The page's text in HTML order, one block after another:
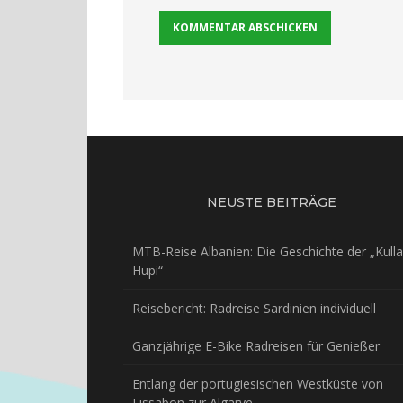
NEUSTE BEITRÄGE
MTB-Reise Albanien: Die Geschichte der „Kulla
Hupi“
Reisebericht: Radreise Sardinien individuell
Ganzjährige E-Bike Radreisen für Genießer
Entlang der portugiesischen Westküste von